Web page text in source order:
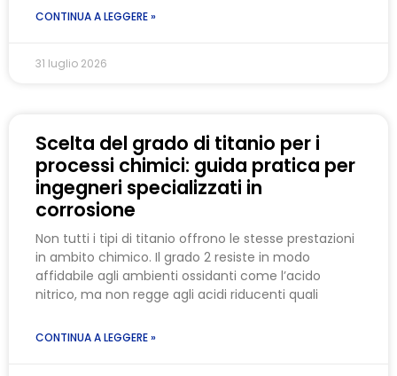
CONTINUA A LEGGERE »
31 luglio 2026
Scelta del grado di titanio per i
processi chimici: guida pratica per
ingegneri specializzati in
corrosione
Non tutti i tipi di titanio offrono le stesse prestazioni
in ambito chimico. Il grado 2 resiste in modo
affidabile agli ambienti ossidanti come l’acido
nitrico, ma non regge agli acidi riducenti quali
CONTINUA A LEGGERE »